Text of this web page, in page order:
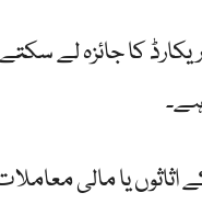
کا جائزہ لے سکتے
یا مالی